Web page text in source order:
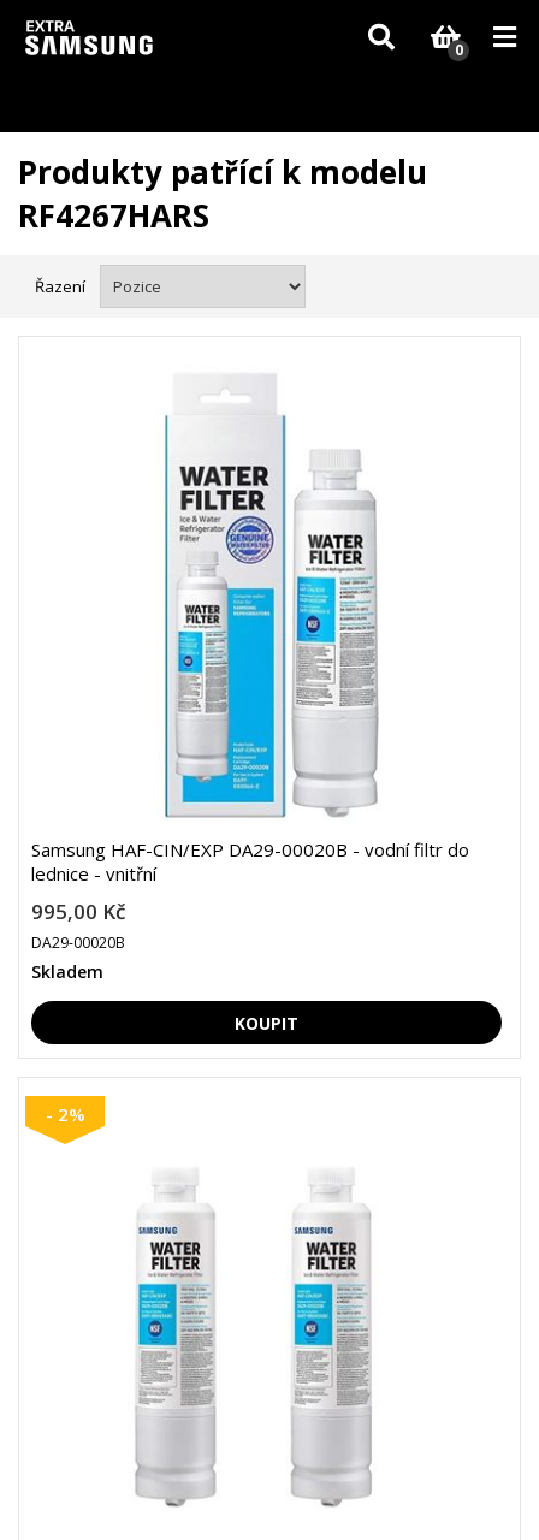
Vzhledem k aktuální situaci se může dodání dílů, které nejsou skladem,
zpozdit. Děkujeme za pochopení.
0
Produkty patřící k modelu
RF4267HARS
Řazení
Samsung HAF-CIN/EXP DA29-00020B - vodní filtr do
lednice - vnitřní
995,00 Kč
DA29-00020B
Skladem
- 2%